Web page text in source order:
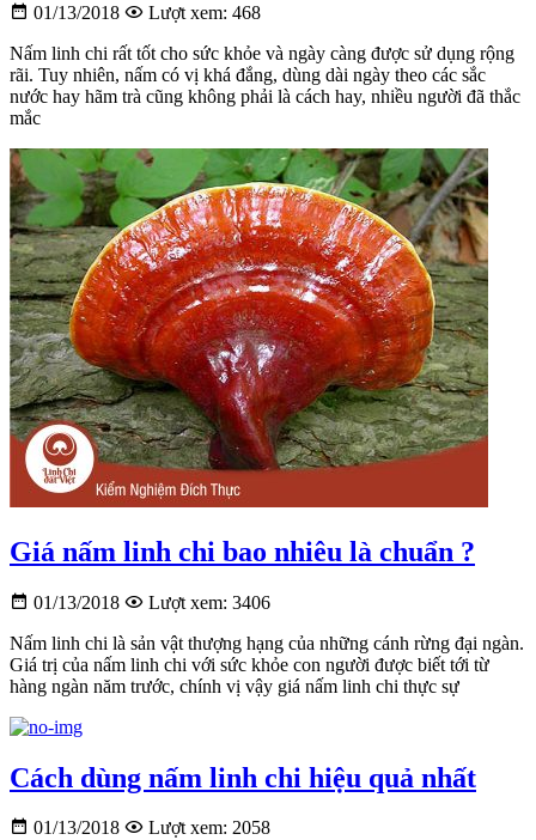
01/13/2018
Lượt xem: 468
Nấm linh chi rất tốt cho sức khỏe và ngày càng được sử dụng rộng
rãi. Tuy nhiên, nấm có vị khá đắng, dùng dài ngày theo các sắc
nước hay hãm trà cũng không phải là cách hay, nhiều người đã thắc
mắc
Giá nấm linh chi bao nhiêu là chuẩn ?
01/13/2018
Lượt xem: 3406
Nấm linh chi là sản vật thượng hạng của những cánh rừng đại ngàn.
Giá trị của nấm linh chi với sức khỏe con người được biết tới từ
hàng ngàn năm trước, chính vị vậy giá nấm linh chi thực sự
Cách dùng nấm linh chi hiệu quả nhất
01/13/2018
Lượt xem: 2058